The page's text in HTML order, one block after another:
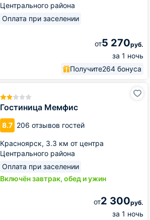
Центрального района
Оплата при заселении
от5 270руб.
за 1 ночь
Получите264 бонуса
Гостиница Мемфис
8.7 206 отзывов гостей
Красноярск, 3.3 км от центра
Центрального района
Оплата при заселении
Включён завтрак, обед и ужин
от2 300руб.
за 1 ночь